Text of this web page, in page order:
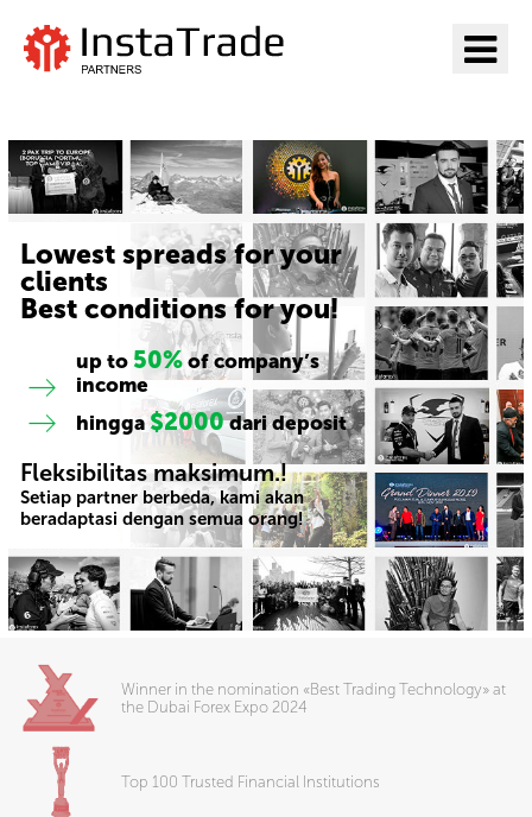
Lowest spreads for your
clients
Best conditions for you!
up to 50% of company’s
income
hingga $2000dari deposit
Fleksibilitas maksimum.!
Setiap partner berbeda, kami akan
beradaptasi dengan semua orang!
Winner in the nomination «Best Trading Technology» at
the Dubai Forex Expo 2024
Top 100 Trusted Financial Institutions